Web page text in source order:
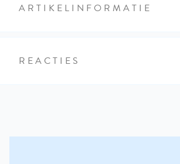
ARTIKELINFORMATIE
REACTIES